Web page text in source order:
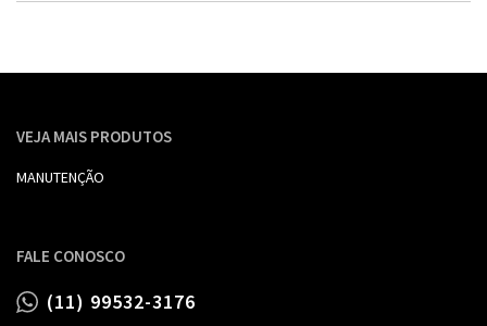
VEJA MAIS PRODUTOS
MANUTENÇÃO
FALE CONOSCO
(11) 99532-3176